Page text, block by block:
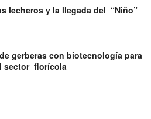
lecheros y la llegada del “Niño”
gerberas con biotecnología para
sector florícola